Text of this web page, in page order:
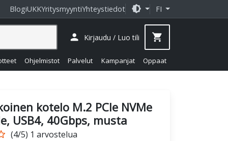
BlogiUKKYritysmyyntiYhteystiedot brightness_medium FI
Ohjelmistot Palvelut Kampanjat Oppaat
person Kirjaudu / Luo tili shopping_cart
kotelo M.2 PCIe NVMe
USB4, 40Gbps, musta
(4/5) 1 arvostelua